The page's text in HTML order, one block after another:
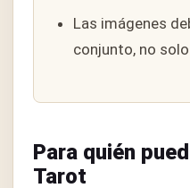
Las imágenes
conjunto, no
Para quién
Tarot